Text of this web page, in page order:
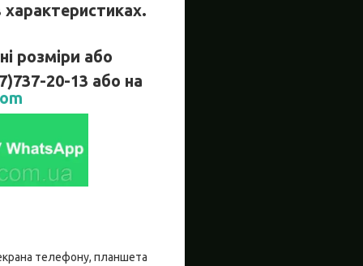
характеристиках.
розміри або
20-13 або на
телефону, планшета